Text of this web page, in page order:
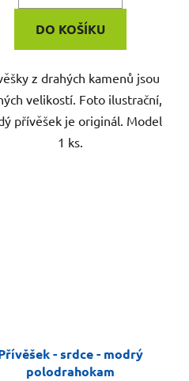
DO KOŠÍKU
z drahých kamenů jsou
velikostí. Foto ilustrační,
přívěšek je originál. Model
1 ks.
- srdce - modrý
polodrahokam